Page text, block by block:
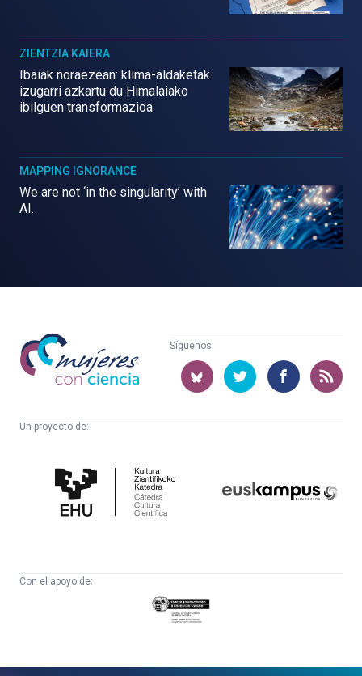
ZIENTZIA KAIERA
Ibaiak noraezean: klima-aldaketak
izugarri azkartu du Himalaiako
ibilguen transformazioa
MAPPING IGNORANCE
We are not ‘in the singularity’ with
AI.
Mujeres
con
ciencia
Síguenos:
Un proyecto de:
Cultura
Científica
Con el apoyo de:
Eusko
Jaurlaritza